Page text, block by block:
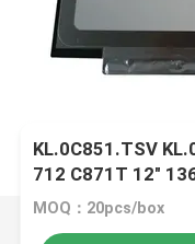
KL.0C851.TSV
712 C871T 12"
Мат 40Pins Без
MOQ：20pcs/box